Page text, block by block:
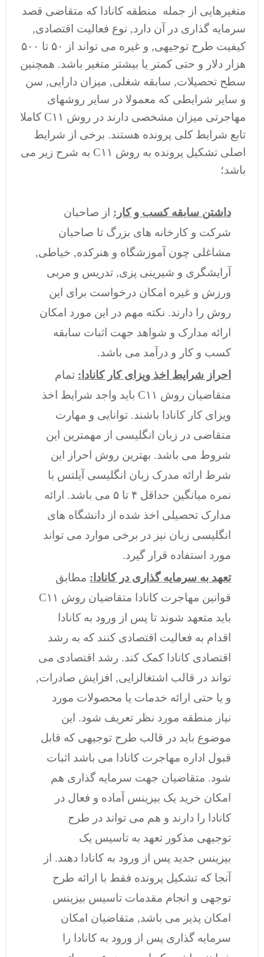
متغیرهایی از جمله منطقه کانادا که متقاضی قصد
سرمایه گذاری در آن دارد, نوع فعالیت اقتصادی,
کیفیت طرح توجیهی, و غیره می تواند از ۵۰ تا ۵۰۰
هزار دلار و حتی کمتر یا بیشتر متغیر باشد. همچنین
سطح تحصیلات, سابقه شغلی, میزان دارایی, سن
و سایر شرایطی که معمولا در سایر روشهای
مهاجرتی میزان مشخصی دارند در روش C۱۱ کاملا
تابع شرایط کلی پرونده هستند. برخی از شرایط
اصلی تشکیل پرونده به روش C۱۱ به شرح زیر می
باشد؛
داشتن سابقه کسب و کار: از صاحبان
شرکت و کارخانه های بزرگ تا صاحبان
مشاغلی چون آموزشگاه و هنرکده, خیاطی,
آرایشگری و شیرینی پزی, تدریس و مربی
ورزش و غیره امکان درخواست برای این
روش را دارند. نکته مهم در این مورد امکان
ارائه مدارک و شواهد جهت اثبات سابقه
کسب و کار و درآمد می باشد.
احراز شرایط اخذ ویزای کار کانادا: تمام
متقاضیان روش C۱۱ باید واجد شرایط اخذ
ویزای کار کانادا باشند. توانایی و مهارت
متقاضی در زبان انگلیسی از مهمترین این
شروط می باشد. بهترین روش احراز این
شرط ارائه مدرک زبان انگلیسی آیلتس با
نمره میانگین حداقل ۴ تا ۵ می باشد. ارائه
مدارک تحصیلی اخذ شده از دانشگاه های
انگلیسی زبان نیز در برخی موارد می تواند
مورد استفاده قرار گیرد.
تعهد به سرمایه گذاری در کانادا: مطابق
قوانین مهاجرت کانادا متقاضیان روش C۱۱
باید متعهد شوند تا پس از ورود به کانادا
اقدام به فعالیت اقتصادی کنند که به رشد
اقتصادی کانادا کمک کند. رشد اقتصادی می
تواند در قالب اشتغالزایی, افزایش صادرات,
و یا حتی ارائه خدمات یا محصولات مورد
نیاز منطقه مورد نظر تعریف شود. این
موضوع باید در قالب طرح توجیهی که قابل
قبول اداره مهاجرت کانادا می باشد اثبات
شود. متقاضیان جهت سرمایه گذاری هم
امکان خرید یک بیزینس آماده و فعال در
کانادا را دارند و هم می تواند در طرح
توجیهی مذکور تعهد به تاسیس یک
بیزینس جدید پس از ورود به کانادا دهند. از
آنجا که تشکیل پرونده فقط با ارائه طرح
توجهی و انجام مقدمات تاسیس بیزینس
امکان پذیر می باشد, متقاضیان امکان
سرمایه گذاری پس از ورود به کانادا را